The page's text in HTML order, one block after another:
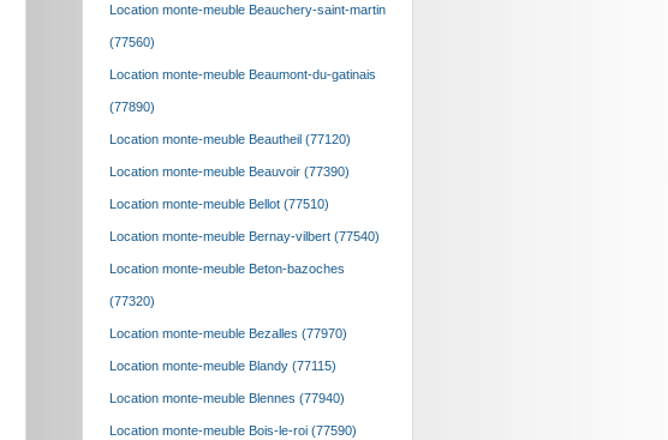
Location monte-meuble Beauchery-saint-martin
(77560)
Location monte-meuble Beaumont-du-gatinais
(77890)
Location monte-meuble Beautheil (77120)
Location monte-meuble Beauvoir (77390)
Location monte-meuble Bellot (77510)
Location monte-meuble Bernay-vilbert (77540)
Location monte-meuble Beton-bazoches
(77320)
Location monte-meuble Bezalles (77970)
Location monte-meuble Blandy (77115)
Location monte-meuble Blennes (77940)
Location monte-meuble Bois-le-roi (77590)